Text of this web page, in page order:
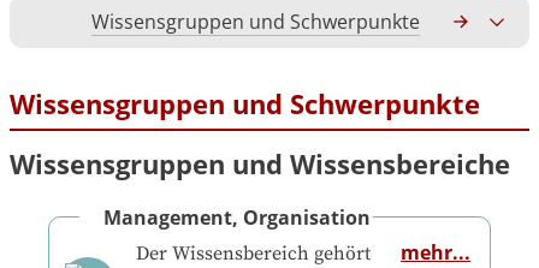
Wissensgruppen und Schwerpunkte
Wissensgruppen und Schwerpunkte
Wissensgruppen und Wissensbereiche
Management, Organisation
Der Wissensbereich gehört
mehr...